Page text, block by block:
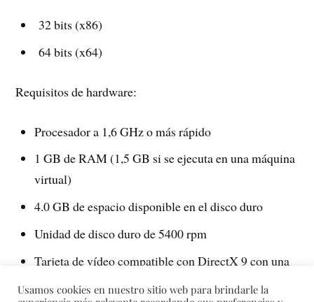
32 bits (x86)
64 bits (x64)
Requisitos de hardware:
Procesador a 1,6 GHz o más rápido
1 GB de RAM (1,5 GB si se ejecuta en una máquina
virtual)
4.0 GB de espacio disponible en el disco duro
Unidad de disco duro de 5400 rpm
Tarjeta de vídeo compatible con DirectX 9 con una
resolución de pantalla de 1024 x 768 o superior
Usamos cookies en nuestro sitio web para brindarle la